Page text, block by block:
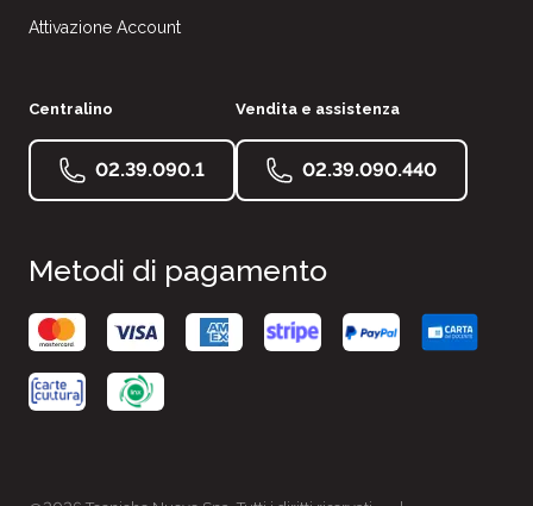
Attivazione Account
Centralino
02.39.090.1
Vendita e assistenza
02.39.090.440
Metodi di pagamento